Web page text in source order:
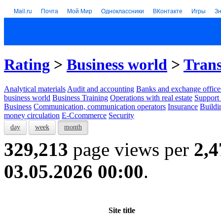
Mail.ru Почта Мой Мир Одноклассники ВКонтакте Игры
Rating > Business world >
Analytical materials Audit and accounting Banks and exchange
business world Business Training Operations with real estate Support
Business Communication, communication operators Insurance
money circulation E-Ccommerce Security
day week month
329,213 page views per
03.05.2026 00:00.
Site title